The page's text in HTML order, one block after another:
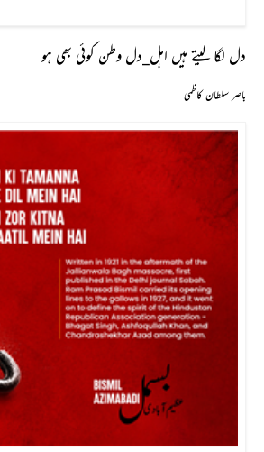
دل لگا لیتے ہیں اہل_دل وطن کوئی بھی ہو
باصر سلطان کاظمی